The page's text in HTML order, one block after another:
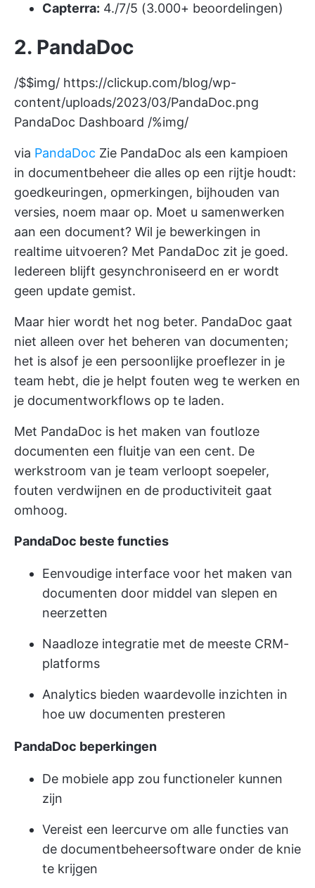
Capterra: 4./7/5 (3.000+ beoordelingen)
2. PandaDoc
/$$img/ https://clickup.com/blog/wp-
content/uploads/2023/03/PandaDoc.png
PandaDoc Dashboard /%img/
via PandaDoc Zie PandaDoc als een kampioen
in documentbeheer die alles op een rijtje houdt:
goedkeuringen, opmerkingen, bijhouden van
versies, noem maar op. Moet u samenwerken
aan een document? Wil je bewerkingen in
realtime uitvoeren? Met PandaDoc zit je goed.
Iedereen blijft gesynchroniseerd en er wordt
geen update gemist.
Maar hier wordt het nog beter. PandaDoc gaat
niet alleen over het beheren van documenten;
het is alsof je een persoonlijke proeflezer in je
team hebt, die je helpt fouten weg te werken en
je documentworkflows op te laden.
Met PandaDoc is het maken van foutloze
documenten een fluitje van een cent. De
werkstroom van je team verloopt soepeler,
fouten verdwijnen en de productiviteit gaat
omhoog.
PandaDoc beste functies
Eenvoudige interface voor het maken van
documenten door middel van slepen en
neerzetten
Naadloze integratie met de meeste CRM-
platforms
Analytics bieden waardevolle inzichten in
hoe uw documenten presteren
PandaDoc beperkingen
De mobiele app zou functioneler kunnen
zijn
Vereist een leercurve om alle functies van
de documentbeheersoftware onder de knie
te krijgen